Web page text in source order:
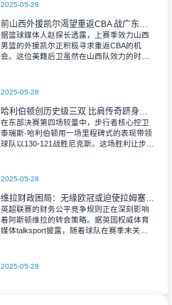
2025-05-28
前山西外援凯尔渴望重返CBA 战广东高效表现获认可
据篮球媒体人赵探长透露，上赛季效力山西
男篮的外援凯尔正积极寻求重返CBA的机
会。这位美籍后卫虽然在山西队效力的时间
2025-05-28
在东部决赛第四场较量中，步行者核心控卫
泰瑞斯·哈利伯顿用一场里程碑式的表现带领
球队以130-121战胜尼克斯。这场胜利让步行
2025-05-28
维拉财政困局：无缘欧冠或迫使拉姆塞离队 多支英超劲旅虎视眈眈
英超联赛的财务公平竞争规则正在深刻影响
着阿斯顿维拉的转会策略。据英国权威体育
媒体talksport披露，随着球队在赛季末关键
2025-05-28